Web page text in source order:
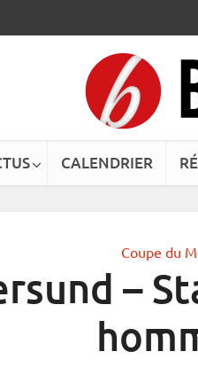
CALENDRIER
Coupe du
–